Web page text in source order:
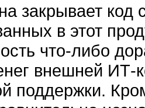
закрывает код
в этот
что-либо
внешней ИТ-
поддержки.